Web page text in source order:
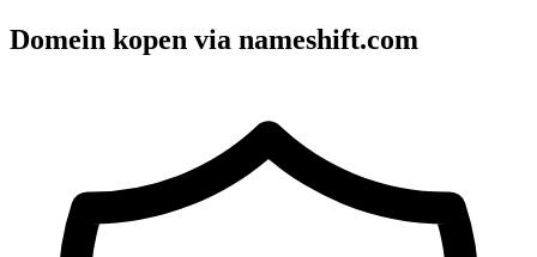
Domein kopen via nameshift.com